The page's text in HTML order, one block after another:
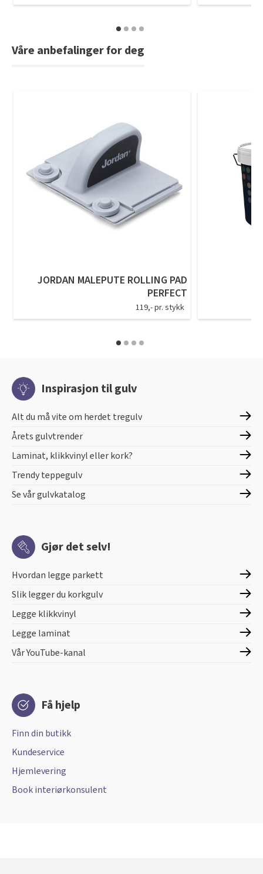
Våre anbefalinger for deg
JORDAN MALEPUTE ROLLING PAD
PERFECT
119,- pr. stykk
Inspirasjon til gulv
Alt du må vite om herdet tregulv
Årets gulvtrender
Laminat, klikkvinyl eller kork?
Trendy teppegulv
Se vår gulvkatalog
Gjør det selv!
Hvordan legge parkett
Slik legger du korkgulv
Legge klikkvinyl
Legge laminat
Vår YouTube-kanal
Få hjelp
Finn din butikk
Kundeservice
Hjemlevering
Book interiørkonsulent